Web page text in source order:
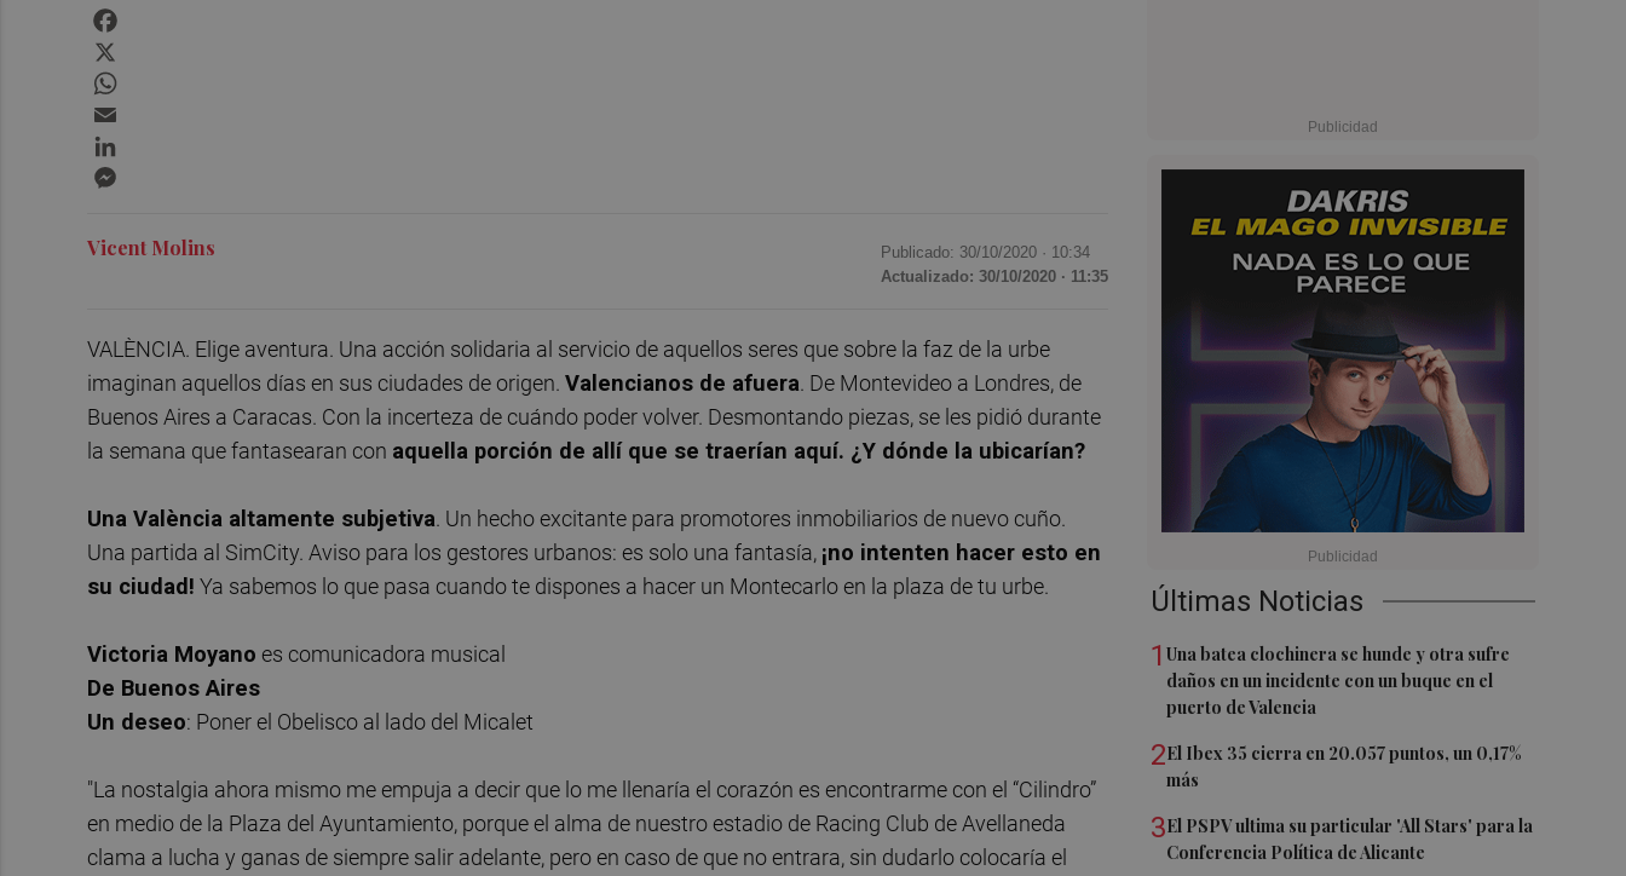
Últimas Noticias
1Una batea clochinera se hunde y otra sufre
daños en un incidente con un buque en el
puerto de Valencia
2El Ibex 35 cierra en 20.057 puntos, un 0,17%
más
3El PSPV ultima su particular 'All Stars' para la
Conferencia Política de Alicante
Vicent Molins Publicado: 30/10/2020 · 10:34
Actualizado: 30/10/2020 · 11:35
VALÈNCIA. Elige aventura. Una acción solidaria al servicio de aquellos seres que sobre la faz de la urbe
imaginan aquellos días en sus ciudades de origen. Valencianos de afuera. De Montevideo a Londres, de
Buenos Aires a Caracas. Con la incerteza de cuándo poder volver. Desmontando piezas, se les pidió durante
la semana que fantasearan con aquella porción de allí que se traerían aquí. ¿Y dónde la ubicarían?
Una València altamente subjetiva. Un hecho excitante para promotores inmobiliarios de nuevo cuño.
Una partida al SimCity. Aviso para los gestores urbanos: es solo una fantasía, ¡no intenten hacer esto en
su ciudad! Ya sabemos lo que pasa cuando te dispones a hacer un Montecarlo en la plaza de tu urbe.
Victoria Moyano es comunicadora musical
De Buenos Aires
Un deseo: Poner el Obelisco al lado del Micalet
"La nostalgia ahora mismo me empuja a decir que lo me llenaría el corazón es encontrarme con el “Cilindro”
en medio de la Plaza del Ayuntamiento, porque el alma de nuestro estadio de Racing Club de Avellaneda
clama a lucha y ganas de siempre salir adelante, pero en caso de que no entrara, sin dudarlo colocaría el